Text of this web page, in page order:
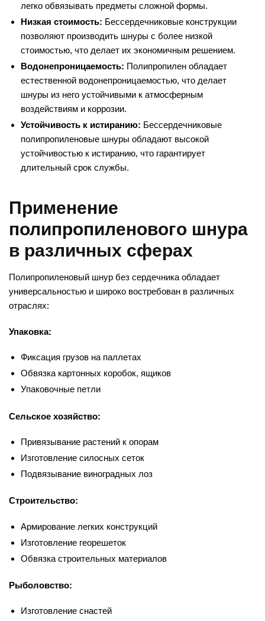
легко обвязывать предметы сложной формы.
Низкая стоимость: Бессердечниковые конструкции
позволяют производить шнуры с более низкой
стоимостью, что делает их экономичным решением.
Водонепроницаемость: Полипропилен обладает
естественной водонепроницаемостью, что делает
шнуры из него устойчивыми к атмосферным
воздействиям и коррозии.
Устойчивость к истиранию: Бессердечниковые
полипропиленовые шнуры обладают высокой
устойчивостью к истиранию, что гарантирует
длительный срок службы.
Применение
полипропиленового шнура
в различных сферах
Полипропиленовый шнур без сердечника обладает
универсальностью и широко востребован в различных
отраслях:
Упаковка:
Фиксация грузов на паллетах
Обвязка картонных коробок, ящиков
Упаковочные петли
Сельское хозяйство:
Привязывание растений к опорам
Изготовление силосных сеток
Подвязывание виноградных лоз
Строительство:
Армирование легких конструкций
Изготовление георешеток
Обвязка строительных материалов
Рыболовство:
Изготовление снастей